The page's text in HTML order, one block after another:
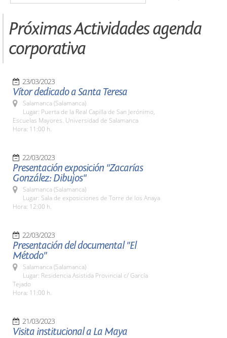
Próximas Actividades agenda
corporativa
23/03/2023
Vítor dedicado a Santa Teresa
Salamanca (Salamanca)
Lugar: Puerta de la Real Capilla de San Jerónimo,
Escuelas Mayores. Universidad de Salamanca
Hora: 11:00 h.
22/03/2023
Presentación exposición "Zacarías
González: Dibujos"
Salamanca (Salamanca)
Lugar: Sala de exposiciones de Torre de los Anaya
Hora: 12:00 h.
22/03/2023
Presentación del documental "El
Método"
Salamanca (Salamanca)
Lugar: Residencia Asistida Provincial c/ García
Tejado
Hora: 11:00 h.
21/03/2023
Visita institucional a La Maya